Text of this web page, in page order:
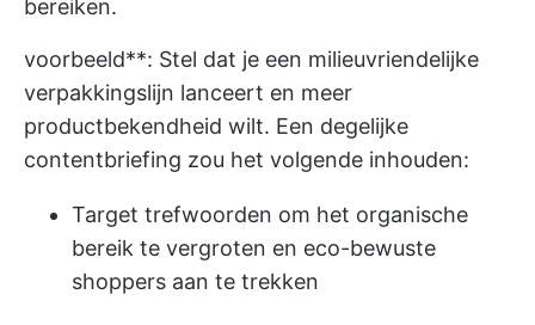
bereiken.
voorbeeld**: Stel dat je een milieuvriendelijke
verpakkingslijn lanceert en meer
productbekendheid wilt. Een degelijke
contentbriefing zou het volgende inhouden:
Target trefwoorden om het organische
bereik te vergroten en eco-bewuste
shoppers aan te trekken